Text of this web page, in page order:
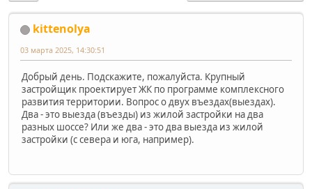
kittenolya
03 марта 2025, 14:30:51
Добрый день. Подскажите, пожалуйста. Крупный
застройщик проектирует ЖК по программе комплексного
развития территории. Вопрос о двух въездах(выездах).
Два - это выезда (въезды) из жилой застройки на два
разных шоссе? Или же два - это два выезда из жилой
застройки (с севера и юга, например).